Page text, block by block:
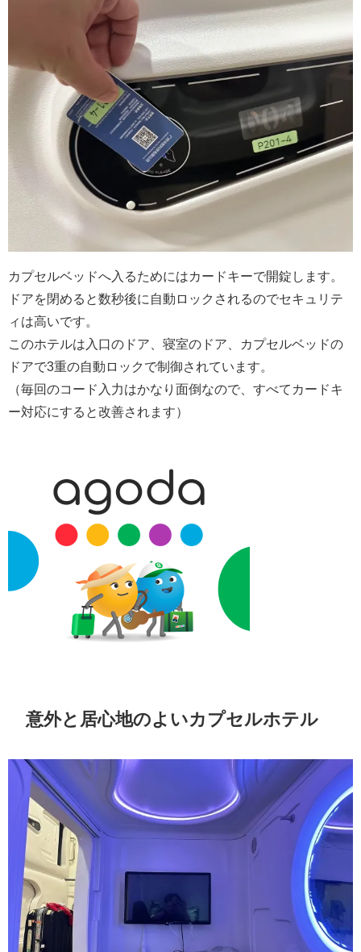
カプセルベッドへ入るためにはカードキーで開錠します。
ドアを閉めると数秒後に自動ロックされるのでセキュリテ
ィは高いです。
このホテルは入口のドア、寝室のドア、カプセルベッドの
ドアで3重の自動ロックで制御されています。
（毎回のコード入力はかなり面倒なので、すべてカードキ
ー対応にすると改善されます）
意外と居心地のよいカプセルホテル